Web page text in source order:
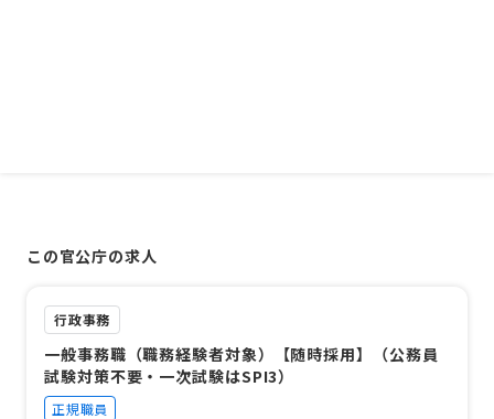
この官公庁の求人
行政事務
一般事務職（職務経験者対象）【随時採用】（公務員
試験対策不要・一次試験はSPI3）
正規職員